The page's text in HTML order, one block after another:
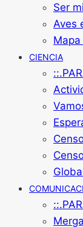
Ser
Aves
CIENCIA